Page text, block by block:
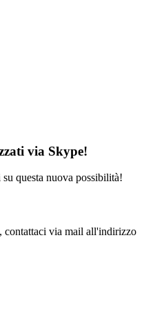
via Skype!
questa nuova possibilità!
contattaci via mail all'indirizzo